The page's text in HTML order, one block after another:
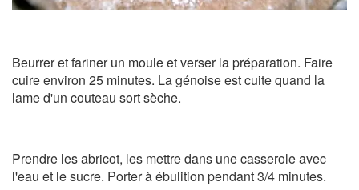
Beurrer et fariner un moule et verser la préparation. Faire
cuire environ 25 minutes. La génoise est cuite quand la
lame d'un couteau sort sèche.
Prendre les abricot, les mettre dans une casserole avec
l'eau et le sucre. Porter à ébulition pendant 3/4 minutes.